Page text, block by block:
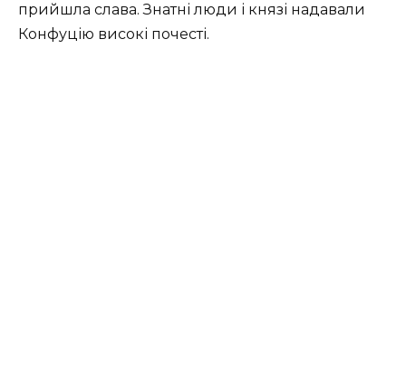
прийшла слава. Знатні люди і князі надавали
Конфуцію високі почесті.